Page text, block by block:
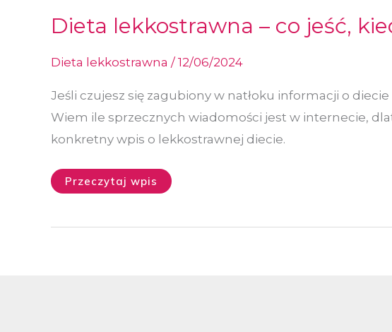
Dieta lekkostrawna – co jeść,
Dieta lekkostrawna /12/06/2024
Jeśli czujesz się zagubiony w natłoku informacji o
Wiem ile sprzecznych wiadomości jest w internecie,
konkretny wpis o lekkostrawnej diecie.
Dieta
lekkostrawna
jeść,
kiedy
jak
stosować?
Przeczytaj wpis